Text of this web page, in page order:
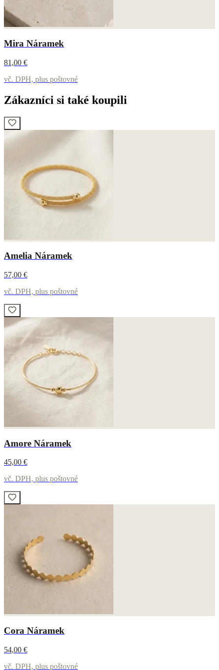
Mira Náramek
81,00 €
vč. DPH, plus poštovné
Zákazníci si také koupili
Amelia Náramek
57,00 €
vč. DPH, plus poštovné
Amore Náramek
45,00 €
vč. DPH, plus poštovné
Cora Náramek
54,00 €
vč. DPH, plus poštovné